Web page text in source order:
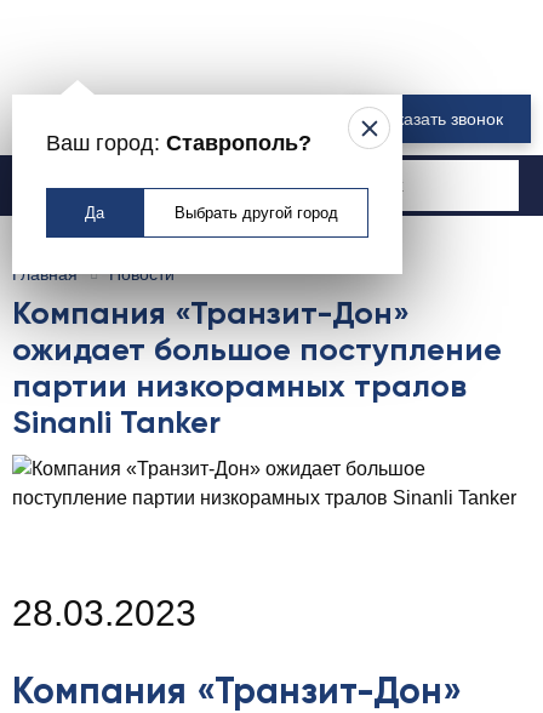
Ваш город: Ставрополь?
Да Выбрать другой город
Заказать звонок
Москва
Главная Новости
Компания «Транзит-Дон»
ожидает большое поступление
партии низкорамных тралов
Sinanli Tanker
28.03.2023
Компания «Транзит-Дон»